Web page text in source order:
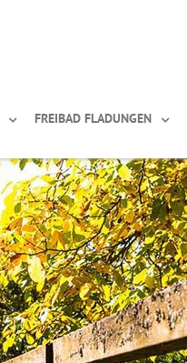
FREIBAD FLADUNGEN